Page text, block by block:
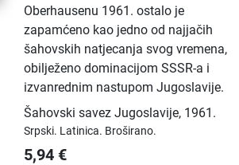
Oberhausenu 1961. ostalo je
zapamćeno kao jedno od najjačih
šahovskih natjecanja svog vremena,
obilježeno dominacijom SSSR-a i
izvanrednim nastupom Jugoslavije.
Šahovski savez Jugoslavije, 1961.
Srpski. Latinica. Broširano.
5,94 €